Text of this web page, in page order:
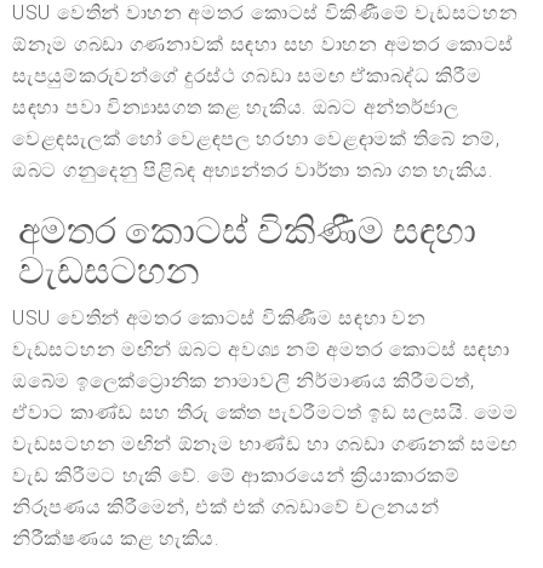
USU වෙතින් වාහන අමතර කොටස් විකිණීමේ වැඩසටහන
ඕනෑම ගබඩා ගණනාවක් සඳහා සහ වාහන අමතර කොටස්
සැපයුම්කරුවන්ගේ දුරස්ථ ගබඩා සමඟ ඒකාබද්ධ කිරීම
සඳහා පවා වින්‍යාසගත කළ හැකිය. ඔබට අන්තර්ජාල
වෙළඳසැලක් හෝ වෙළඳපල හරහා වෙළඳාමක් තිබේ නම්,
ඔබට ගනුදෙනු පිළිබඳ අභ්‍යන්තර වාර්තා තබා ගත හැකිය.
අමතර කොටස් විකිණීම සඳහා
වැඩසටහන
USU වෙතින් අමතර කොටස් විකිණීම සඳහා වන
වැඩසටහන මඟින් ඔබට අවශ්‍ය නම් අමතර කොටස් සඳහා
ඔබේම ඉලෙක්ට්‍රොනික නාමාවලි නිර්මාණය කිරීමටත්,
ඒවාට කාණ්ඩ සහ තීරු කේත පැවරීමටත් ඉඩ සලසයි. මෙම
වැඩසටහන මඟින් ඕනෑම භාණ්ඩ හා ගබඩා ගණනක් සමඟ
වැඩ කිරීමට හැකි වේ. මේ ආකාරයෙන් ක්‍රියාකාරකම්
නිරූපණය කිරීමෙන්, එක් එක් ගබඩාවේ චලනයන්
නිරීක්ෂණය කළ හැකිය.